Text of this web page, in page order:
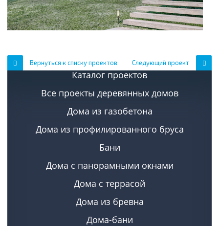
Вернуться к списку проектов Следующий проект
Каталог проектов
Все проекты деревянных домов
Дома из газобетона
Дома из профилированного бруса
Бани
Дома с панорамными окнами
Дома с террасой
Дома из бревна
Дома-бани